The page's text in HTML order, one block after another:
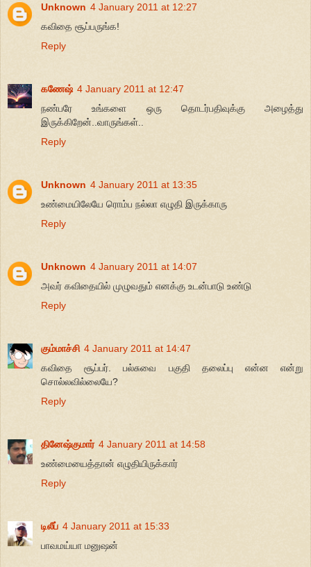
Unknown 4 January 2011 at 12:27
கவிதை சூப்பருங்க!
Reply
கணேஷ் 4 January 2011 at 12:47
நண்பரே உங்களை ஒரு தொடர்பதிவுக்கு அழைத்து
இருக்கிறேன்..வாருங்கள்..
Reply
Unknown 4 January 2011 at 13:35
உண்மையிலேயே ரொம்ப நல்லா எழுதி இருக்காரு
Reply
Unknown 4 January 2011 at 14:07
அவர் கவிதையில் முழுவதும் எனக்கு உடன்பாடு உண்டு
Reply
கும்மாச்சி 4 January 2011 at 14:47
கவிதை சூப்பர். பல்சுவை பகுதி தலைப்பு என்ன என்று
சொல்லவில்லையே?
Reply
தினேஷ்குமார் 4 January 2011 at 14:58
உண்மையைத்தான் எழுதியிருக்கார்
Reply
டிலீப் 4 January 2011 at 15:33
பாவமய்யா மனுஷன்